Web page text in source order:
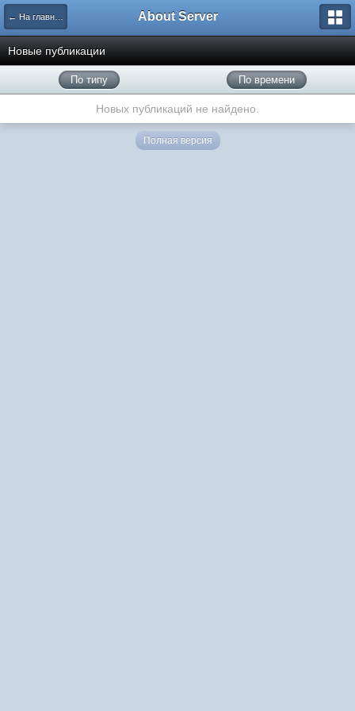
← На главную About Server
Новые публикации
По типу По времени
Новых публикаций не найдено.
Полная версия